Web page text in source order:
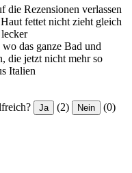
die Rezensionen verlassen
fettet nicht zieht gleich
das ganze Bad und
die jetzt nicht mehr so
Italien
Ja (2) Nein (0)